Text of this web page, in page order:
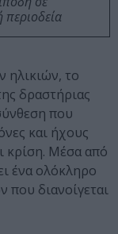
περιοδεία
ηλικιών, το
δραστήριας
που
και ήχους
κρίση. Μέσα από
ένα ολόκληρο
που διανοίγεται